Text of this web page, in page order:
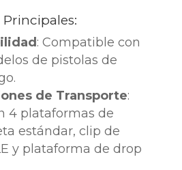
: Compatible con
de pistolas de
de Transporte:
4 plataformas de
estándar, clip de
y plataforma de drop